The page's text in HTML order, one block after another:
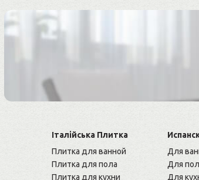
Італійська Плитка
Плитка для ванной
Плитка для пола
Плитка для кухни
Для
Для
Для